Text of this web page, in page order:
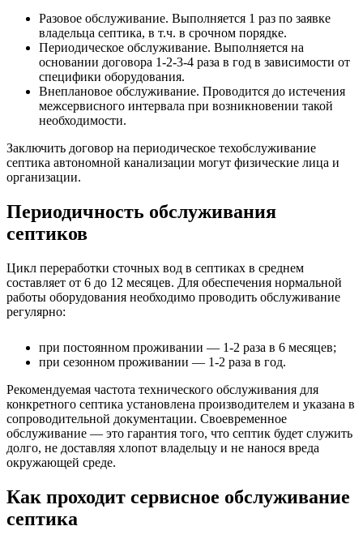
Разовое обслуживание. Выполняется 1 раз по заявке
владельца септика, в т.ч. в срочном порядке.
Периодическое обслуживание. Выполняется на
основании договора 1-2-3-4 раза в год в зависимости от
специфики оборудования.
Внеплановое обслуживание. Проводится до истечения
межсервисного интервала при возникновении такой
необходимости.
Заключить договор на периодическое техобслуживание
септика автономной канализации могут физические лица и
организации.
Периодичность обслуживания
септиков
Цикл переработки сточных вод в септиках в среднем
составляет от 6 до 12 месяцев. Для обеспечения нормальной
работы оборудования необходимо проводить обслуживание
регулярно:
при постоянном проживании — 1-2 раза в 6 месяцев;
при сезонном проживании — 1-2 раза в год.
Рекомендуемая частота технического обслуживания для
конкретного септика установлена производителем и указана в
сопроводительной документации. Своевременное
обслуживание — это гарантия того, что септик будет служить
долго, не доставляя хлопот владельцу и не нанося вреда
окружающей среде.
Как проходит сервисное обслуживание
септика